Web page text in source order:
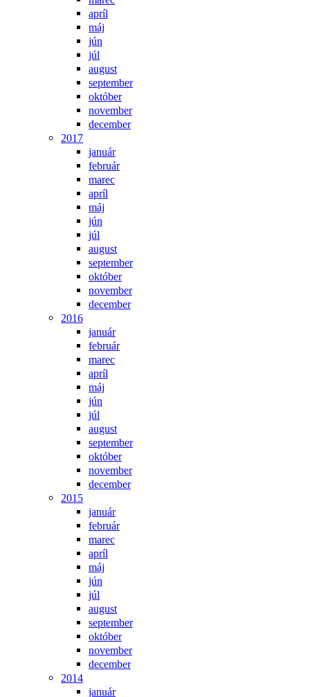
apríl
máj
jún
júl
august
september
október
november
december
2017
január
február
marec
apríl
máj
jún
júl
august
september
október
november
december
2016
január
február
marec
apríl
máj
jún
júl
august
september
október
november
december
2015
január
február
marec
apríl
máj
jún
júl
august
september
október
november
december
2014
január